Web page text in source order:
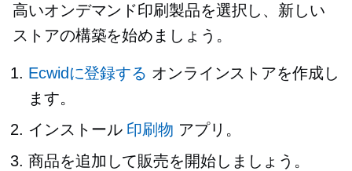
高いオンデマンド印刷製品を選択し、新しい
ストアの構築を始めましょう。
Ecwidに登録する オンラインストアを作成し
ます。
インストール 印刷物 アプリ。
商品を追加して販売を開始しましょう。